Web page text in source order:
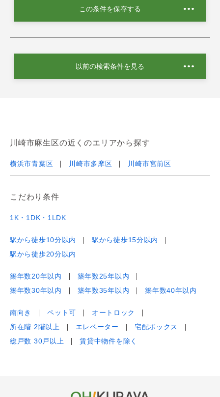
この条件を保存する
以前の検索条件を見る
川崎市麻生区の近くのエリアから探す
横浜市青葉区 川崎市多摩区 川崎市宮前区
こだわり条件
1K・1DK・1LDK
駅から徒歩10分以内
駅から徒歩15分以内
駅から徒歩20分以内
築年数20年以内
築年数25年以内
築年数30年以内
築年数35年以内 築年数40年以内
南向き ペット可
オートロック
所在階 2階以上
エレベーター
宅配ボックス
総戸数 30戸以上
賃貸中物件を除く